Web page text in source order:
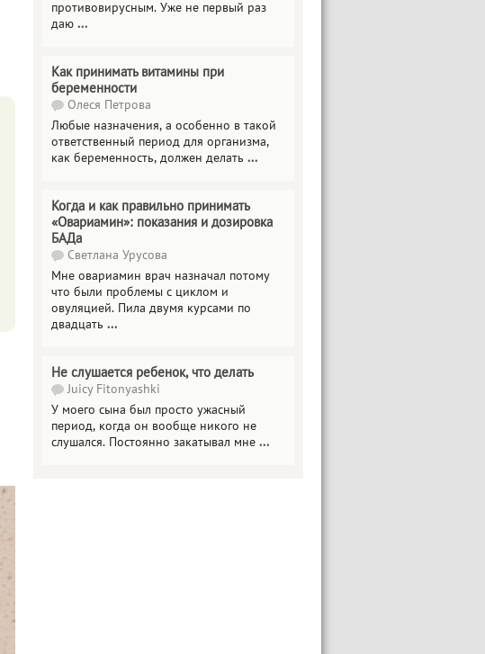
противовирусным. Уже не первый раз
даю ...
Как принимать витамины при
беременности
Олеся Петрова
Любые назначения, а особенно в такой
ответственный период для организма,
как беременность, должен делать ...
Когда и как правильно принимать
«Овариамин»: показания и дозировка
БАДа
Светлана Урусова
Мне овариамин врач назначал потому
что были проблемы с циклом и
овуляцией. Пила двумя курсами по
двадцать ...
Не слушается ребенок, что делать
Juicy Fitonyashki
У моего сына был просто ужасный
период, когда он вообще никого не
слушался. Постоянно закатывал мне ...